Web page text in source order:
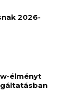
2026-
élményt